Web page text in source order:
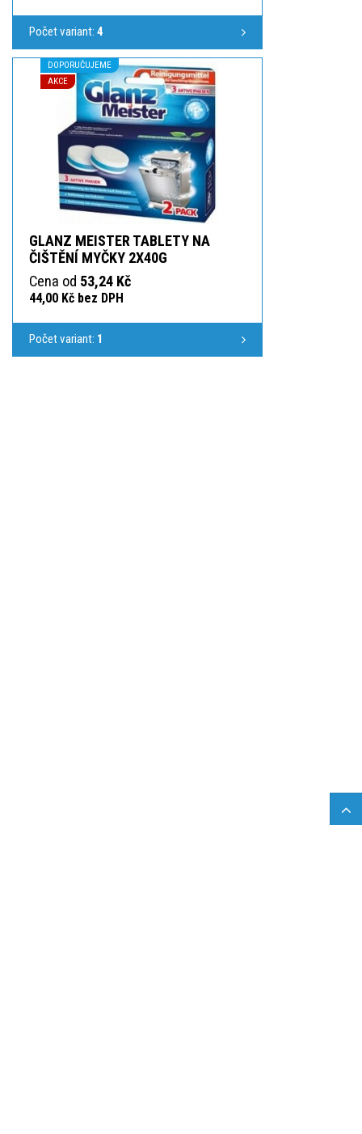
Počet variant: 4
DOPORUČUJEME
AKCE
GLANZ MEISTER TABLETY NA
ČIŠTĚNÍ MYČKY 2X40G
Cena od 53,24 Kč
44,00 Kč bez DPH
Počet variant: 1